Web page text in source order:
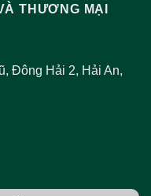
THƯƠNG MẠI
Đông Hải 2, Hải An,